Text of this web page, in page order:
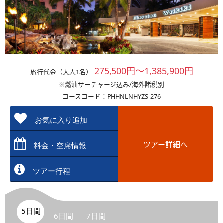
旅行代金（大人1名） 275,500円～1,385,900円
※燃油サーチャージ込み/海外諸税別
コースコード：PHHNLNHYZS-276
お気に入り追加
料金・空席情報
ツアー行程
ツアー詳細へ
5日間 6日間 7日間